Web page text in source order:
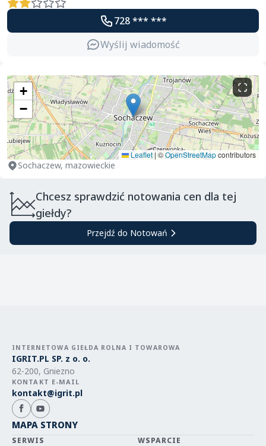
728 *** ***
Wyślij wiadomość
+
−
Leaflet|©OpenStreetMapcontributors
Sochaczew, mazowieckie
Chcesz sprawdzić notowania cen dla tej
giełdy?
Przejdź do Notowań
INTERNETOWA GIEŁDA ROLNA I TOWAROWA
IGRIT.PL SP. z o. o.
62-200, Gniezno
KONTAKT E-MAIL
kontakt@igrit.pl
MAPA STRONY
SERWIS WSPARCIE